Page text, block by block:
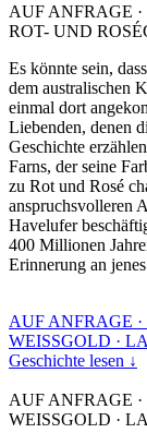
AUF ANFRAGE ·
ROT- UND
Es könnte sein,
dem australischen
einmal dort
Liebenden, denen
Geschichte
Farns, der seine
zu Rot und Rosé
anspruchsvolleren
Havelufer
400 Millionen
Erinnerung an
AUF ANFRAGE ·
WEISSGOLD ·
Geschichte lesen ↓
AUF ANFRAGE ·
WEISSGOLD ·